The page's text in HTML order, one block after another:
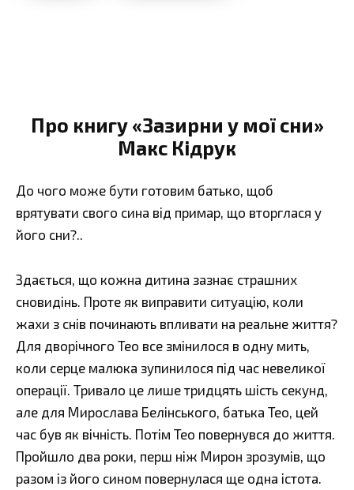
Про книгу «Зазирни у мої сни»
Макс Кідрук
До чого може бути готовим батько, щоб
врятувати свого сина від примар, що вторглася у
його сни?..
Здається, що кожна дитина зазнає страшних
сновидінь. Проте як виправити ситуацію, коли
жахи з снів починають впливати на реальне життя?
Для дворічного Тео все змінилося в одну мить,
коли серце малюка зупинилося під час невеликої
операції. Тривало це лише тридцять шість секунд,
але для Мирослава Белінського, батька Тео, цей
час був як вічність. Потім Тео повернувся до життя.
Пройшло два роки, перш ніж Мирон зрозумів, що
разом із його сином повернулася ще одна істота.